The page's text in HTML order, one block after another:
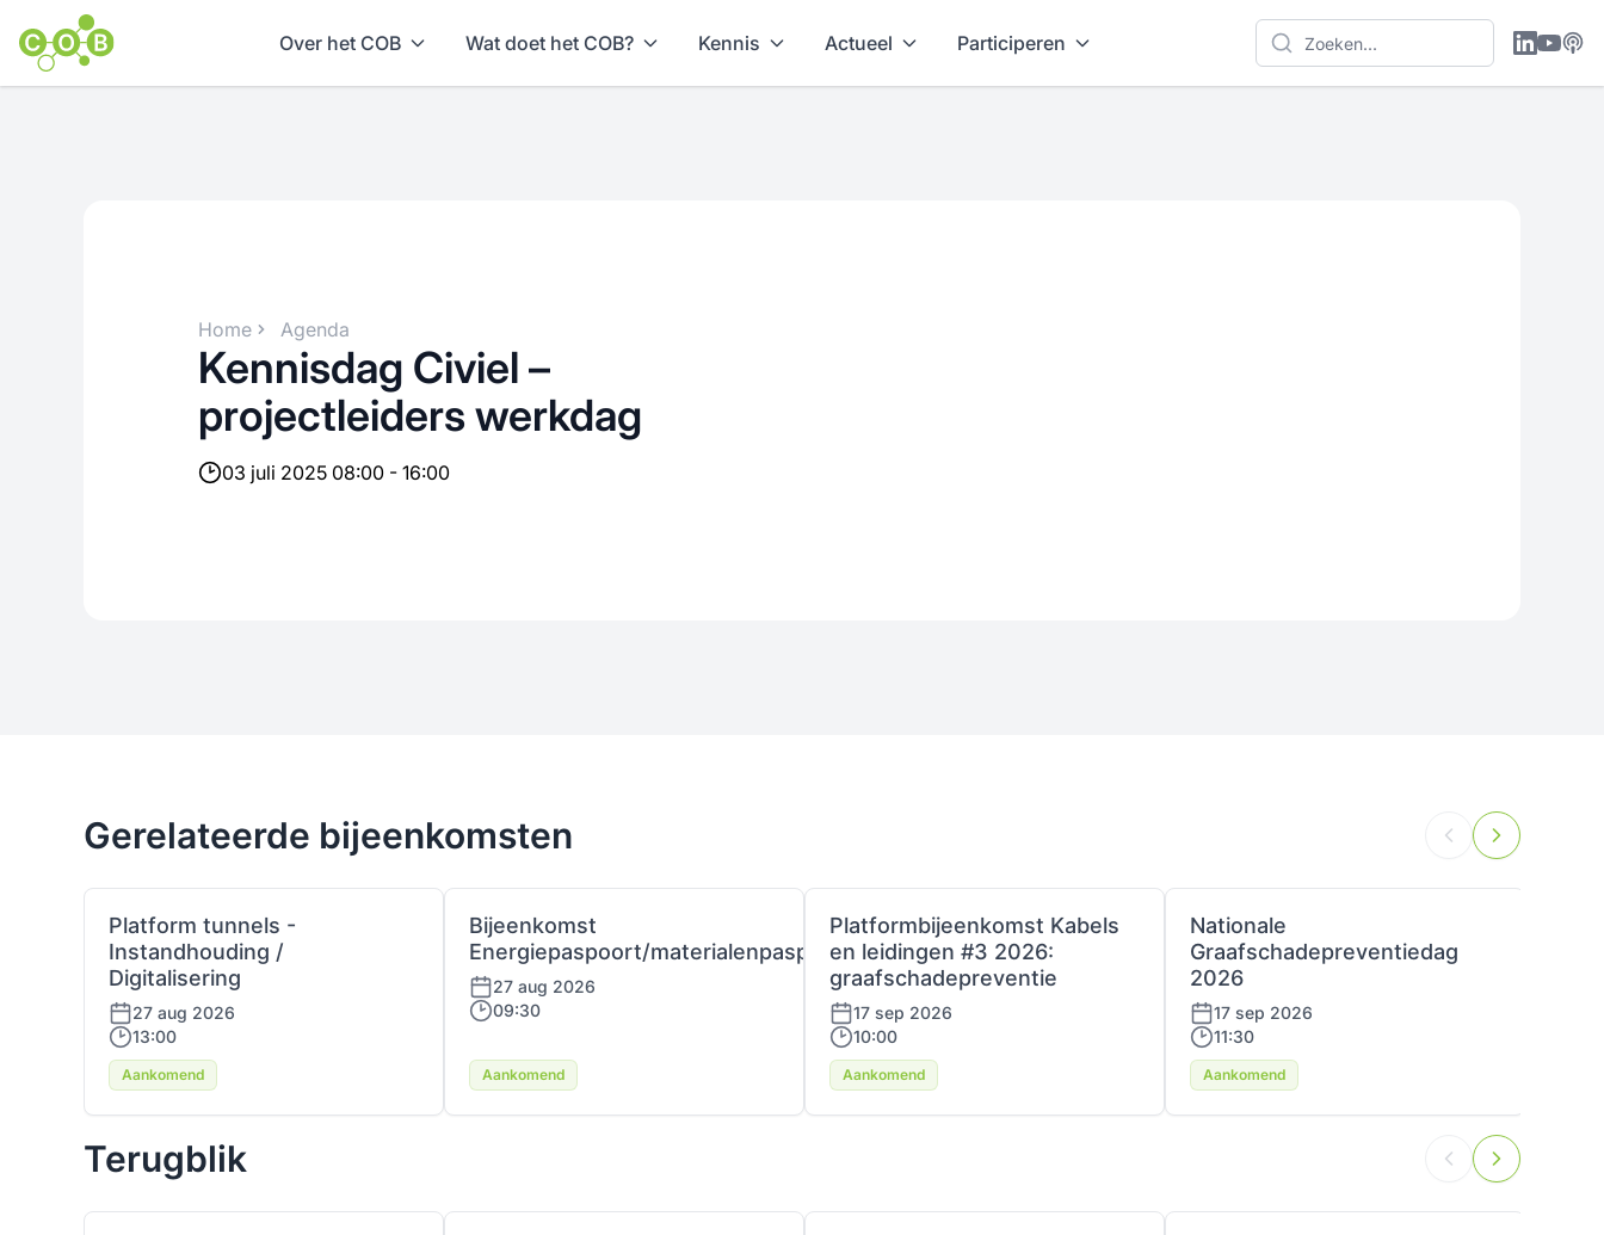
Over het COB Wat doet het COB? Kennis Actueel Participeren
Home Agenda
Kennisdag Civiel –
projectleiders werkdag
03 juli 2025 08:00 - 16:00
Gerelateerde bijeenkomsten
Platform tunnels -
Instandhouding /
Digitalisering
27 aug 2026
13:00
Aankomend
Bijeenkomst
Energiepaspoort/materialenpaspoort
27 aug 2026
09:30
Aankomend
Platformbijeenkomst Kabels
en leidingen #3 2026:
graafschadepreventie
17 sep 2026
10:00
Aankomend
Nationale
Graafschadepreventiedag
2026
17 sep 2026
11:30
Aankomend
Terugblik